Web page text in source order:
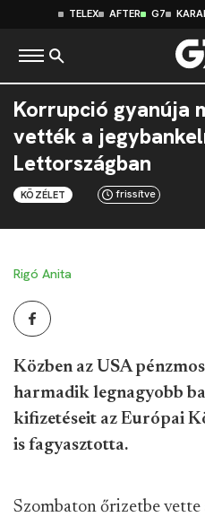
TELEX AFTER G7
Korrupció gyanúja
vették a
Lettországban
KÖZÉLET frissítve
Rigó Anita
Közben az USA
harmadik legnagyobb
kifizetéseit az Európai
is fagyasztotta.
Szombaton őrizetbe